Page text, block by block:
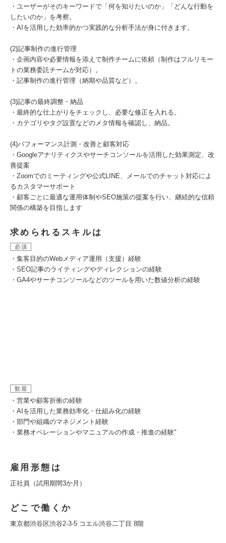
・ユーザーがそのキーワードで「何を知りたいのか」「どんな行動を
したいのか」を考察。
・AIを活用した効率的かつ実践的な分析手法が身に付きます。
(2)記事制作の進行管理
・企画内容や必要情報を添えて制作チームに依頼（制作はフルリモー
トの業務委託チームが対応）。
・記事制作の進行管理（納期や品質など）。
(3)記事の最終調整・納品
・最終的な仕上がりをチェックし、必要な修正を入れる。
・カテゴリやタグ設置などのメタ情報を確認し、納品。
(4)パフォーマンス計測・改善と顧客対応
・Googleアナリティクスやサーチコンソールを活用した効果測定、改
善提案
・Zoomでのミーティングや公式LINE、メールでのチャット対応によ
るカスタマーサポート
・顧客ごとに最適な運用体制やSEO施策の提案を行い、継続的な信頼
関係の構築を目指します
求められるスキルは
必須
・集客目的のWebメディア運用（支援）経験
・SEO記事のライティングやディレクションの経験
・GA4やサーチコンソールなどのツールを用いた数値分析の経験
歓迎
・営業や顧客折衝の経験
・AIを活用した業務効率化・仕組み化の経験
・部門や組織のマネジメント経験
・業務オペレーションやマニュアルの作成・推進の経験"
雇用形態は
正社員（試用期間3か月）
どこで働くか
東京都渋谷区渋谷2-3-5 コエル渋谷二丁目 8階